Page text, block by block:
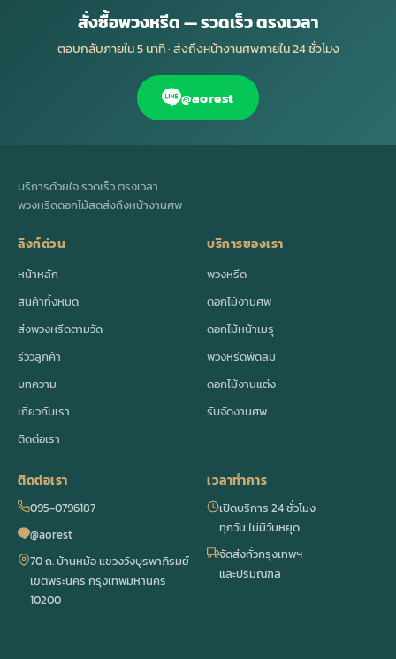
สั่งซื้อพวงหรีด — รวดเร็ว ตรงเวลา
ตอบกลับภายใน 5 นาที · ส่งถึงหน้างานศพภายใน 24 ชั่วโมง
@aorest
บริการด้วยใจ รวดเร็ว ตรงเวลา
พวงหรีดดอกไม้สดส่งถึงหน้างานศพ
ลิงก์ด่วน
หน้าหลัก
สินค้าทั้งหมด
ส่งพวงหรีดตามวัด
รีวิวลูกค้า
บทความ
เกี่ยวกับเรา
ติดต่อเรา
บริการของเรา
พวงหรีด
ดอกไม้งานศพ
ดอกไม้หน้าเมรุ
พวงหรีดพัดลม
ดอกไม้งานแต่ง
รับจัดงานศพ
ติดต่อเรา
095-0796187
@aorest
70 ถ. บ้านหม้อ แขวงวังบูรพาภิรมย์
เขตพระนคร กรุงเทพมหานคร
10200
เวลาทำการ
เปิดบริการ 24 ชั่วโมง
ทุกวัน ไม่มีวันหยุด
จัดส่งทั่วกรุงเทพฯ
และปริมณฑล